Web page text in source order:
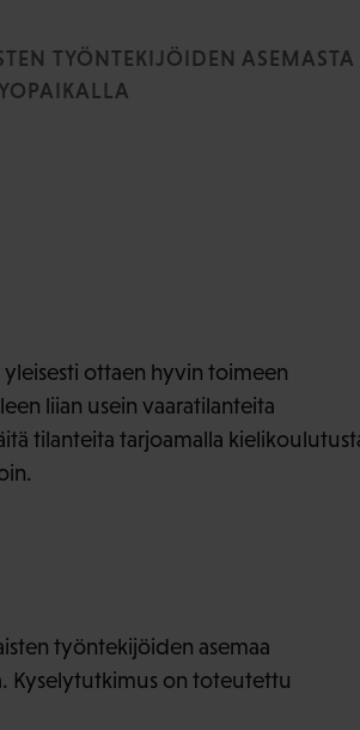
TYÖNTEKIJÖIDEN ASEMASTA
ottaen hyvin toimeen
liian usein vaaratilanteita
tilanteita tarjoamalla
työntekijöiden asemaa
Kyselytutkimus on toteutettu